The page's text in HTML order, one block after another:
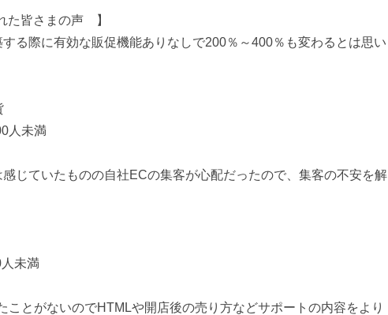
た皆さまの声 】
る際に有効な販促機能ありなしで200％～400％も変わるとは思い
人未満
じていたものの自社ECの集客が心配だったので、集客の不安を解
未満
ことがないのでHTMLや開店後の売り方などサポートの内容をより